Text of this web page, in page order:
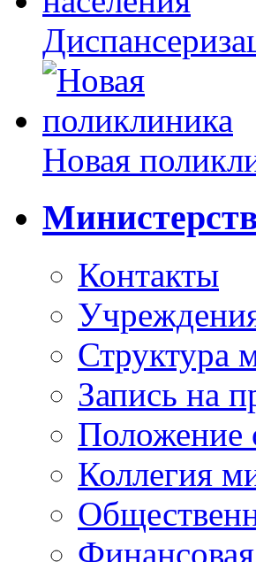
Новая
Контакты
Структура
Запись на
Положение
Коллегия